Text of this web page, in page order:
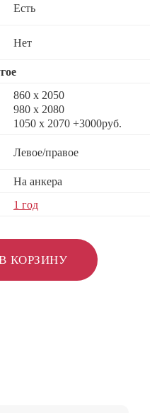
Есть
Нет
860 х 2050
980 x 2080
1050 x 2070 +3000руб.
Левое/правое
На анкера
1 год
КОРЗИНУ